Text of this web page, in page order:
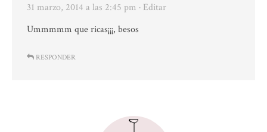
31 marzo, 2014 a las 2:45 pm · Editar
Ummmmm que ricas¡¡¡, besos
RESPONDER